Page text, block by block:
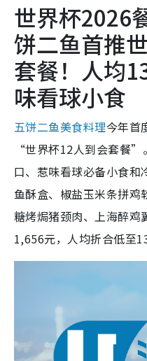
世界杯2026
饼二鱼首推
套餐！人均
味看球小食
五饼二鱼美食料理今年首
“世界杯12人到会套餐”
口、惹味看球必备小食和
鱼酥盒、椒盐玉米条拼鸡
糖烤焗猪颈肉、上海醉鸡
1,656元，人均折合低至